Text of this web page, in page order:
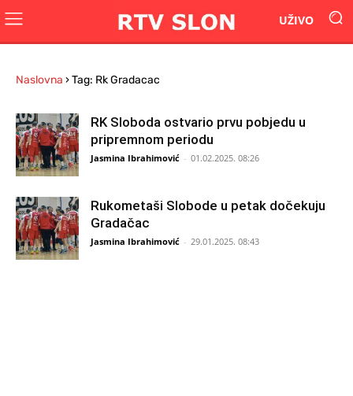
UŽIVO
Naslovna ›Tag: Rk Gradacac
RK Sloboda ostvario prvu pobjedu u
pripremnom periodu
Jasmina Ibrahimović - 01.02.2025. 08:26
Rukometaši Slobode u petak dočekuju
Gradačac
Jasmina Ibrahimović - 29.01.2025. 08:43